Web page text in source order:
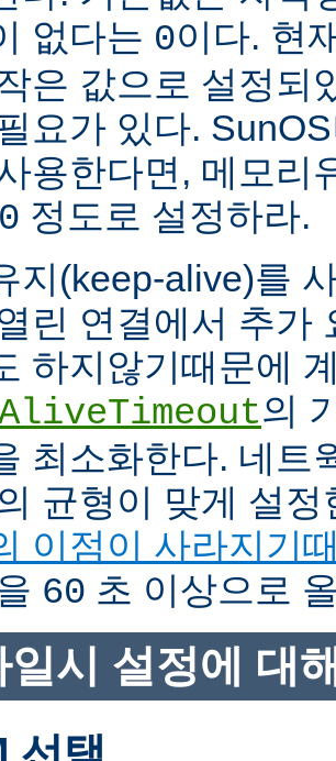
없다는 0이다. 현
은 값으로 설정되
요가 있다.
용한다면, 메모리
정도로 설정하라.
지(keep-alive)를
린 연결에서 추가
하지않기때문에
의
최소화한다. 네트
균형이 맞게 설
이점이 사라지기
60 초 이상으로
일시 설정에 대